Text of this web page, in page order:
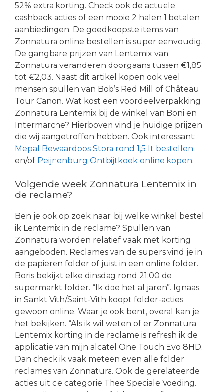
52% extra korting. Check ook de actuele
cashback acties of een mooie 2 halen 1 betalen
aanbiedingen. De goedkoopste items van
Zonnatura online bestellen is super eenvoudig.
De gangbare prijzen van Lentemix van
Zonnatura veranderen doorgaans tussen €1,85
tot €2,03. Naast dit artikel kopen ook veel
mensen spullen van Bob’s Red Mill of Château
Tour Canon. Wat kost een voordeelverpakking
Zonnatura Lentemix bij de winkel van Boni en
Intermarche? Hierboven vind je huidige prijzen
die wij aangetroffen hebben. Ook interessant:
Mepal Bewaardoos Stora rond 1,5 lt bestellen
en/of Peijnenburg Ontbijtkoek online kopen.
Volgende week Zonnatura Lentemix in
de reclame?
Ben je ook op zoek naar: bij welke winkel bestel
ik Lentemix in de reclame? Spullen van
Zonnatura worden relatief vaak met korting
aangeboden. Reclames van de supers vind je in
de papieren folder of juist in een online folder.
Boris bekijkt elke dinsdag rond 21:00 de
supermarkt folder. “Ik doe het al jaren”. Ignaas
in Sankt Vith/Saint-Vith koopt folder-acties
gewoon online. Waar je ook bent, overal kan je
het bekijken. “Als ik wil weten of er Zonnatura
Lentemix korting in de reclame is refresh ik de
applicatie van mijn alcatel One Touch Evo 8HD.
Dan check ik vaak meteen even alle folder
reclames van Zonnatura. Ook de gerelateerde
acties uit de categorie Thee Speciale Voeding.